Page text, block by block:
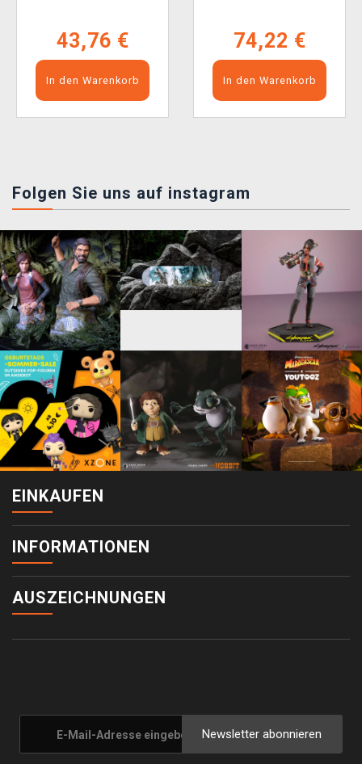
43,76 €
In den Warenkorb
74,22 €
In den Warenkorb
Folgen Sie uns auf instagram
EINKAUFEN
INFORMATIONEN
AUSZEICHNUNGEN
Newsletter abonnieren